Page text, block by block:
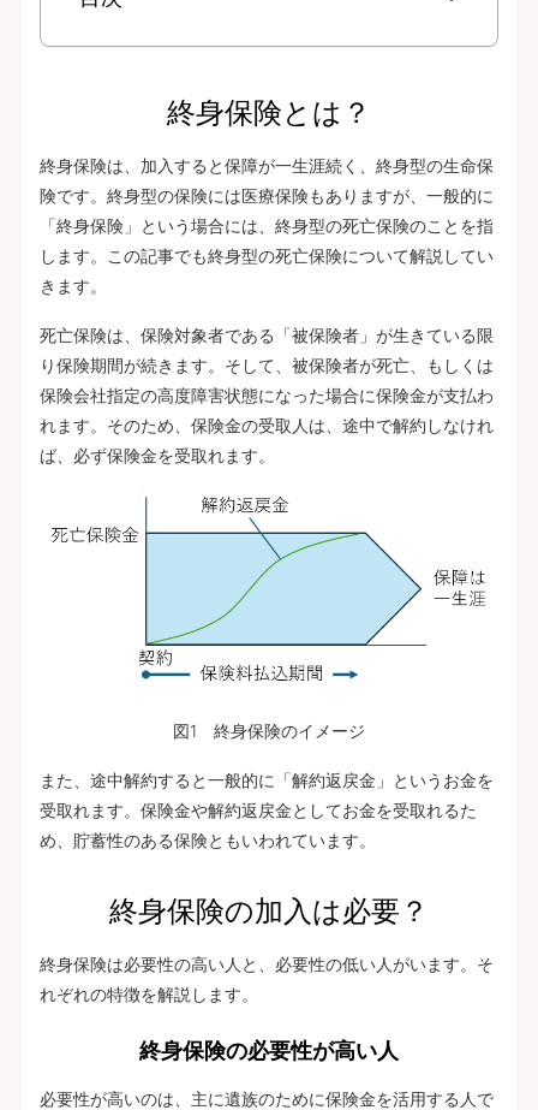
終身保険とは？
終身保険は、加入すると保障が一生涯続く、終身型の生命保
険です。終身型の保険には医療保険もありますが、一般的に
「終身保険」という場合には、終身型の死亡保険のことを指
します。この記事でも終身型の死亡保険について解説してい
きます。
死亡保険は、保険対象者である「被保険者」が生きている限
り保険期間が続きます。そして、被保険者が死亡、もしくは
保険会社指定の高度障害状態になった場合に保険金が支払わ
れます。そのため、保険金の受取人は、途中で解約しなけれ
ば、必ず保険金を受取れます。
図1 終身保険のイメージ
また、途中解約すると一般的に「解約返戻金」というお金を
受取れます。保険金や解約返戻金としてお金を受取れるた
め、貯蓄性のある保険ともいわれています。
終身保険の加入は必要？
終身保険は必要性の高い人と、必要性の低い人がいます。そ
れぞれの特徴を解説します。
終身保険の必要性が高い人
必要性が高いのは、主に遺族のために保険金を活用する人で